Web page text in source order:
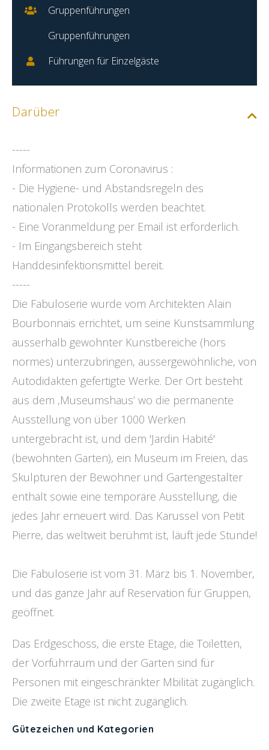
Gruppenführungen
Gruppenführungen
Führungen für Einzelgäste
Darüber
-----
Informationen zum Coronavirus :
- Die Hygiene- und Abstandsregeln des
nationalen Protokolls werden beachtet.
- Eine Voranmeldung per Email ist erforderlich.
- Im Eingangsbereich steht
Handdesinfektionsmittel bereit.
-----
Die Fabuloserie wurde vom Architekten Alain
Bourbonnais errichtet, um seine Kunstsammlung
ausserhalb gewohnter Kunstbereiche (hors
normes) unterzubringen, aussergewöhnliche, von
Autodidakten gefertigte Werke. Der Ort besteht
aus dem ‚Museumshaus’ wo die permanente
Ausstellung von über 1000 Werken
untergebracht ist, und dem 'Jardin Habité'
(bewohnten Garten), ein Museum im Freien, das
Skulpturen der Bewohner und Gartengestalter
enthält sowie eine temporäre Ausstellung, die
jedes Jahr erneuert wird. Das Karussel von Petit
Pierre, das weltweit berühmt ist, läuft jede Stunde!
Die Fabuloserie ist vom 31. März bis 1. November,
und das ganze Jahr auf Reservation für Gruppen,
geöffnet.
Das Erdgeschoss, die erste Etage, die Toiletten,
der Vorführraum und der Garten sind für
Personen mit eingeschränkter Mbilität zugänglich.
Die zweite Etage ist nicht zugänglich.
Gütezeichen und Kategorien